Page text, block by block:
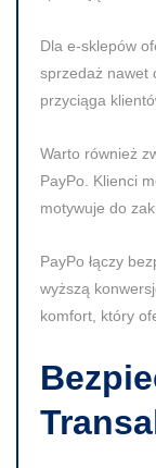
Dla e-sklepów
sprzedaż nawet
przyciąga
Warto również
PayPo. Klienci
motywuje do
PayPo łączy
wyższą
komfort, który